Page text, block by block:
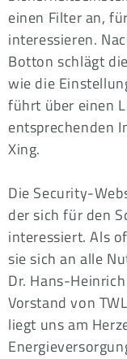
einen Filter an,
interessieren.
Botton schlägt
wie die
führt über einen
entsprechenden
Xing.
Die Security-
der sich für den
interessiert. Als
sie sich an alle
Dr. Hans-
Vorstand von
liegt uns am